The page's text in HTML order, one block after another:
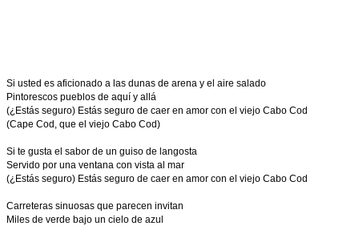
Si usted es aficionado a las dunas de arena y el aire salado
Pintorescos pueblos de aquí y allá
(¿Estás seguro) Estás seguro de caer en amor con el viejo Cabo Cod
(Cape Cod, que el viejo Cabo Cod)
Si te gusta el sabor de un guiso de langosta
Servido por una ventana con vista al mar
(¿Estás seguro) Estás seguro de caer en amor con el viejo Cabo Cod
Carreteras sinuosas que parecen invitan
Miles de verde bajo un cielo de azul